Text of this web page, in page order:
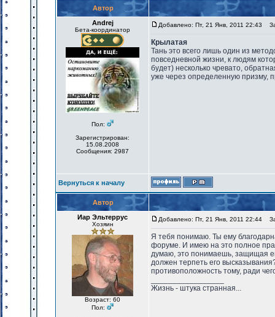
Автор
Andrej
Бета-координатор
Пол:
Зарегистрирован:
15.08.2008
Сообщения: 2987
Добавлено: Пт, 21 Янв, 2011 22:43
Крылатая
Тань это всего лишь один из
повседневной жизни, к людям
будет) несколько чревато,
уже через определенную призму,
Вернуться к началу
Автор
Иар Эльтеррус
Хозяин
Возраст: 60
Пол:
Добавлено: Пт, 21 Янв, 2011 22:44
Я тебя понимаю. Ты ему
форуме. И имею на это полное
думаю, это понимаешь, защищая
должен терпеть его
противоположность тому, ради
Жизнь - штука странная...